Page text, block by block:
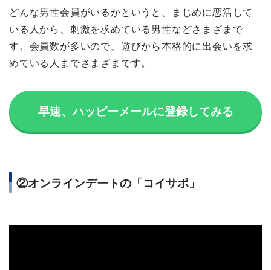
どんな男性会員がいるかというと、まじめに恋活して
いる人から、刺激を求めている男性などさまざまで
す。会員数が多いので、遊びから本格的に出会いを求
めている人までさまざまです。
早速、ハッピーメールに登録してみる
②オンラインデートの「コイサポ」